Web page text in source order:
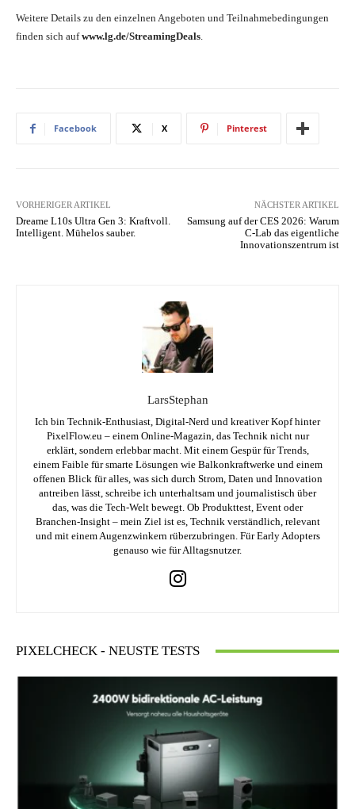
Weitere Details zu den einzelnen Angeboten und Teilnahmebedingungen
finden sich aufwww.lg.de/StreamingDeals.
Facebook X Pinterest
VORHERIGER ARTIKEL
Dreame L10s Ultra Gen 3: Kraftvoll.
Intelligent. Mühelos sauber.
NÄCHSTER ARTIKEL
Samsung auf der CES 2026: Warum
C-Lab das eigentliche
Innovationszentrum ist
LarsStephan
Ich bin Technik-Enthusiast, Digital-Nerd und kreativer Kopf hinter
PixelFlow.eu – einem Online-Magazin, das Technik nicht nur
erklärt, sondern erlebbar macht. Mit einem Gespür für Trends,
einem Faible für smarte Lösungen wie Balkonkraftwerke und einem
offenen Blick für alles, was sich durch Strom, Daten und Innovation
antreiben lässt, schreibe ich unterhaltsam und journalistisch über
das, was die Tech-Welt bewegt. Ob Produkttest, Event oder
Branchen-Insight – mein Ziel ist es, Technik verständlich, relevant
und mit einem Augenzwinkern rüberzubringen. Für Early Adopters
genauso wie für Alltagsnutzer.
PIXELCHECK - NEUSTE TESTS